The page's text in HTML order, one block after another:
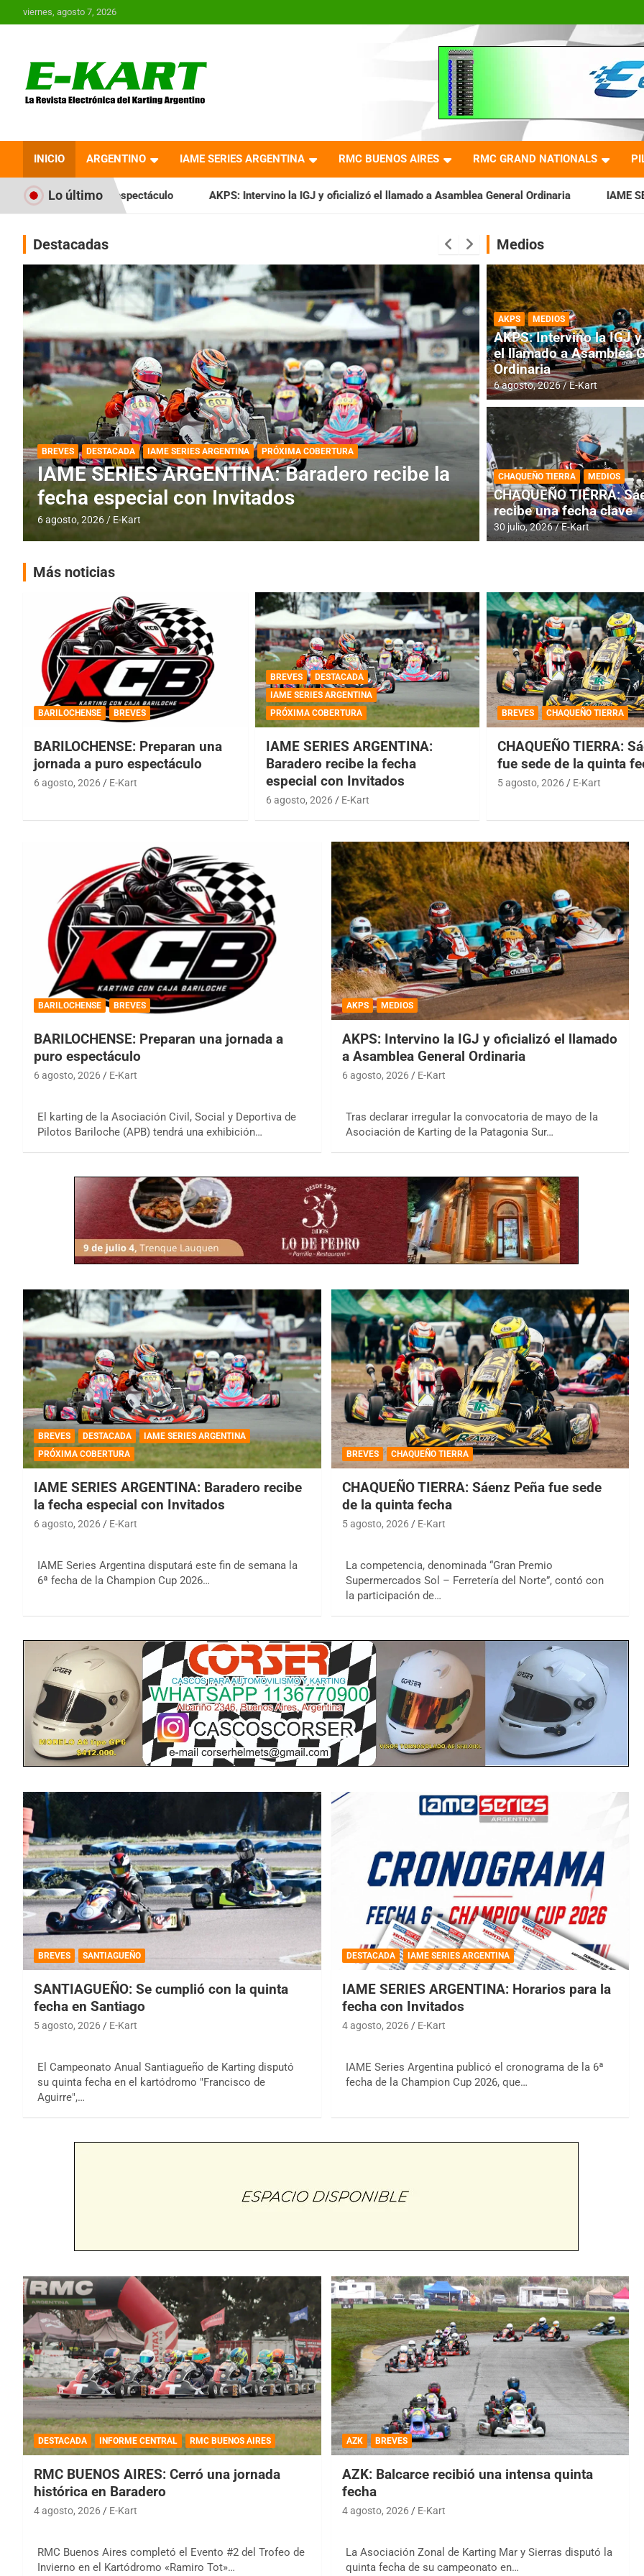
al
viernes, agosto 7, 2026
Revista Electrónica del
Karting en Argentina
INICIO ARGENTINO IAME SERIES ARGENTINA RMC BUENOS AIRES RMC GRAND NATIONALS
Lo últimoAKPS: Intervino la IGJ y oficializó el llamado a Asamblea General Ordinaria IAME SERIES ARGENTINA:
Destacadas
DESTACADA IAME SERIES ARGENTINA
IAME SERIES ARGENTINA: Horarios para la
fecha con Invitados
4 agosto, 2026 E-Kart
DESTACADA INFORME CENTRAL
RMC BUENOS
histórica en
4 agosto, 2026 E-Kart
Medios
AKPS MEDIOS
AKPS: Intervino la IGJ
el llamado a Asamblea
Ordinaria
6 agosto, 2026 E-Kart
CHAQUEÑO TIERRA MEDIOS
CHAQUEÑO TIERRA:
recibe una fecha clave
30 julio, 2026 E-Kart
Más noticias
BARILOCHENSE BREVES
BARILOCHENSE: Preparan una
jornada a puro espectáculo
6 agosto, 2026 E-Kart
BREVES
DESTACADA
IAME SERIES ARGENTINA
PRÓXIMA COBERTURA
IAME SERIES ARGENTINA:
Baradero recibe la fecha
especial con Invitados
6 agosto, 2026 E-Kart
BREVES CHAQUEÑO TIERRA
CHAQUEÑO TIERRA:
fue sede de la quinta
5 agosto, 2026 E-Kart
BARILOCHENSE BREVES
BARILOCHENSE: Preparan una jornada a
puro espectáculo
6 agosto, 2026 E-Kart
El karting de la Asociación Civil, Social y Deportiva de
Pilotos Bariloche (APB) tendrá una exhibición…
AKPS MEDIOS
AKPS: Intervino la IGJ y oficializó el llamado
a Asamblea General Ordinaria
6 agosto, 2026 E-Kart
Tras declarar irregular la convocatoria de mayo de la
Asociación de Karting de la Patagonia Sur…
BREVES DESTACADA
IAME SERIES ARGENTINA
PRÓXIMA COBERTURA
IAME SERIES ARGENTINA: Baradero recibe
la fecha especial con Invitados
6 agosto, 2026 E-Kart
IAME Series Argentina disputará este fin de semana la
6ª fecha de la Champion Cup 2026…
BREVES CHAQUEÑO TIERRA
CHAQUEÑO TIERRA: Sáenz Peña fue sede
de la quinta fecha
5 agosto, 2026 E-Kart
La competencia, denominada “Gran Premio
Supermercados Sol – Ferretería del Norte”, contó con
la participación de…
BREVES SANTIAGUEÑO
SANTIAGUEÑO: Se cumplió con la quinta
fecha en Santiago
5 agosto, 2026 E-Kart
El Campeonato Anual Santiagueño de Karting disputó
su quinta fecha en el kartódromo "Francisco de
Aguirre",…
DESTACADA IAME SERIES ARGENTINA
IAME SERIES ARGENTINA: Horarios para la
fecha con Invitados
4 agosto, 2026 E-Kart
IAME Series Argentina publicó el cronograma de la 6ª
fecha de la Champion Cup 2026, que…
DESTACADA INFORME CENTRAL RMC BUENOS AIRES
RMC BUENOS AIRES: Cerró una jornada
histórica en Baradero
4 agosto, 2026 E-Kart
RMC Buenos Aires completó el Evento #2 del Trofeo de
Invierno en el Kartódromo «Ramiro Tot»…
AZK BREVES
AZK: Balcarce recibió una intensa quinta
fecha
4 agosto, 2026 E-Kart
La Asociación Zonal de Karting Mar y Sierras disputó la
quinta fecha de su campeonato en…